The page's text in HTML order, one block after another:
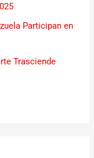
Participan en
Trasciende